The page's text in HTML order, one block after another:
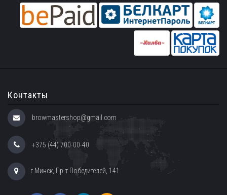
Контакты
browmastershop@gmail.com
+375 (44) 700-00-40
г.Минск, Пр-т Победителей, 141